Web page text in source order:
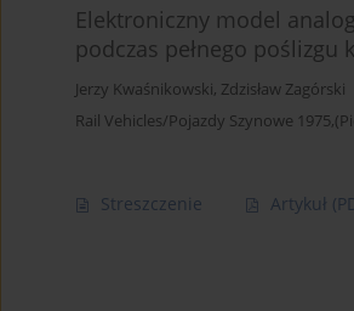
Elektroniczny model
podczas pełnego poślizgu
Jerzy Kwaśnikowski, Zdzisław Zagórski
Rail Vehicles/Pojazdy Szynowe
Streszczenie Artykuł